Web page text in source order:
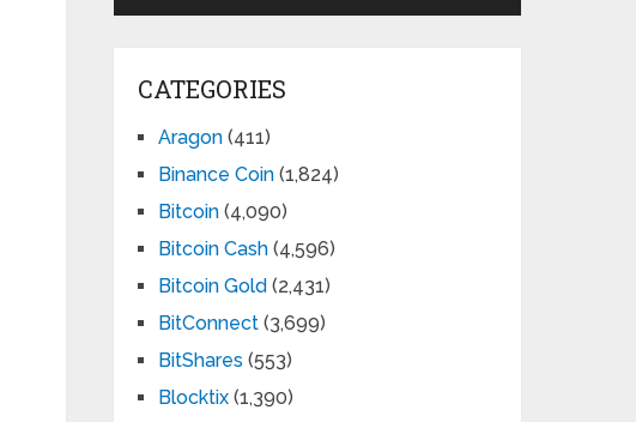
CATEGORIES
Aragon (411)
Binance Coin (1,824)
Bitcoin (4,090)
Bitcoin Cash (4,596)
Bitcoin Gold (2,431)
BitConnect (3,699)
BitShares (553)
Blocktix (1,390)